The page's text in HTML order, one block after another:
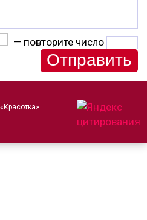
— повторите число